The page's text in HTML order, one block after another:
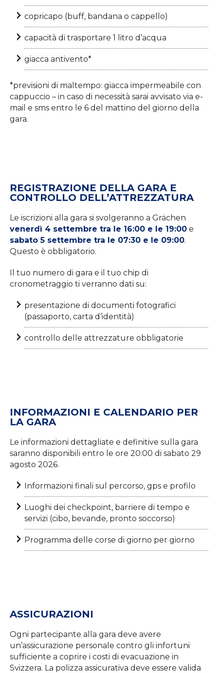
copricapo (buff, bandana o cappello)
capacità di trasportare 1 litro d’acqua
giacca antivento*
*previsioni di maltempo: giacca impermeabile con
cappuccio – in caso di necessità sarai avvisato via e-
mail e sms entro le 6 del mattino del giorno della
gara.
REGISTRAZIONE DELLA GARA E
CONTROLLO DELL’ATTREZZATURA
Le iscrizioni alla gara si svolgeranno a Grächen
venerdì 4 settembre tra le 16:00 e le 19:00 e
sabato 5 settembre tra le 07:30 e le 09:00.
Questo è obbligatorio.
Il tuo numero di gara e il tuo chip di
cronometraggio ti verranno dati su:
presentazione di documenti fotografici
(passaporto, carta d’identità)
controllo delle attrezzature obbligatorie
INFORMAZIONI E CALENDARIO PER
LA GARA
Le informazioni dettagliate e definitive sulla gara
saranno disponibili entro le ore 20:00 di sabato 29
agosto 2026.
Informazioni finali sul percorso, gps e profilo
Luoghi dei checkpoint, barriere di tempo e
servizi (cibo, bevande, pronto soccorso)
Programma delle corse di giorno per giorno
ASSICURAZIONI
Ogni partecipante alla gara deve avere
un’assicurazione personale contro gli infortuni
sufficiente a coprire i costi di evacuazione in
Svizzera. La polizza assicurativa deve essere valida